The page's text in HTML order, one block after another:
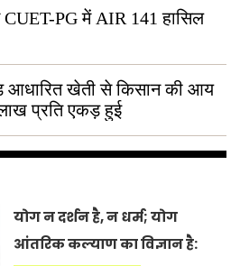
PG में AIR 141 हासिल
आधारित खेती से किसान की आय
प्रति एकड़ हुई
योग न दर्शन है, न धर्म; योग
आंतरिक कल्याण का विज्ञान है: